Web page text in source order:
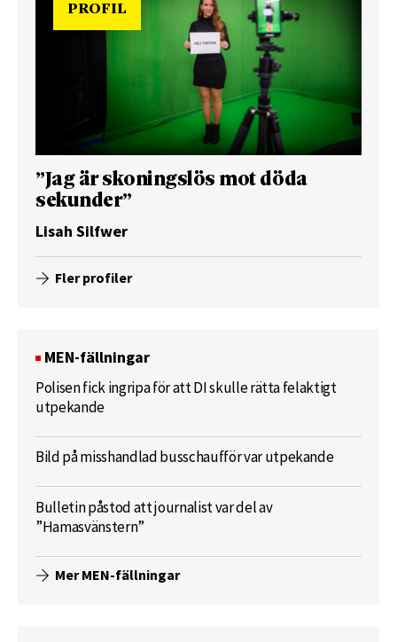
PROFIL
”Jag är skoningslös mot döda
sekunder”
Lisah Silfwer
Fler profiler
MEN-fällningar
Polisen fick ingripa för att DI skulle rätta felaktigt
utpekande
Bild på misshandlad busschaufför var utpekande
Bulletin påstod att journalist var del av
”Hamasvänstern”
Mer MEN-fällningar